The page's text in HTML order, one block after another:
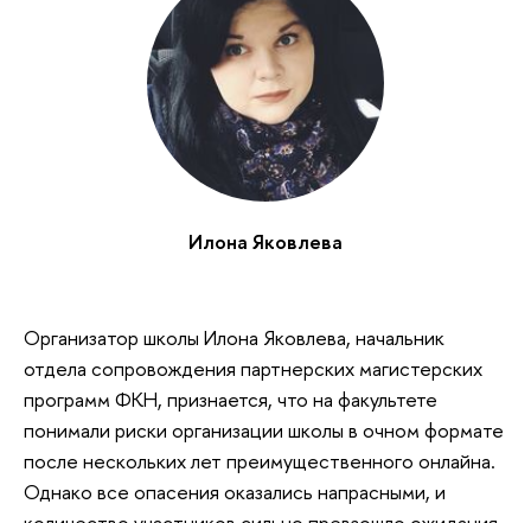
Илона Яковлева
Организатор школы Илона Яковлева, начальник
отдела сопровождения партнерских магистерских
программ ФКН, признается, что на факультете
понимали риски организации школы в очном формате
после нескольких лет преимущественного онлайна.
Однако все опасения оказались напрасными, и